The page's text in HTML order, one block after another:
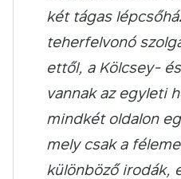
két tágas
teherfelvonó
ettől, a Kölcsey-
vannak az egyleti
mindkét oldalon
mely csak a
különböző irodák,